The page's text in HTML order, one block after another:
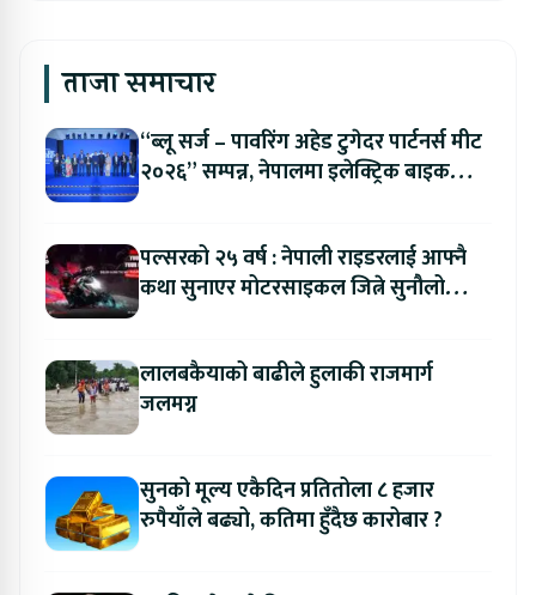
ताजा समाचार
“ब्लू सर्ज – पावरिंग अहेड टुगेदर पार्टनर्स मीट
२०२६” सम्पन्न, नेपालमा इलेक्ट्रिक बाइक
पल्सरको २५ वर्ष : नेपाली राइडरलाई आफ्नै
कथा सुनाएर मोटरसाइकल जित्ने सुनौलो
लालबकैयाको बाढीले हुलाकी राजमार्ग
जलमग्न
सुनको मूल्य एकैदिन प्रतितोला ८ हजार
रुपैयाँले बढ्यो, कतिमा हुँदैछ कारोबार ?